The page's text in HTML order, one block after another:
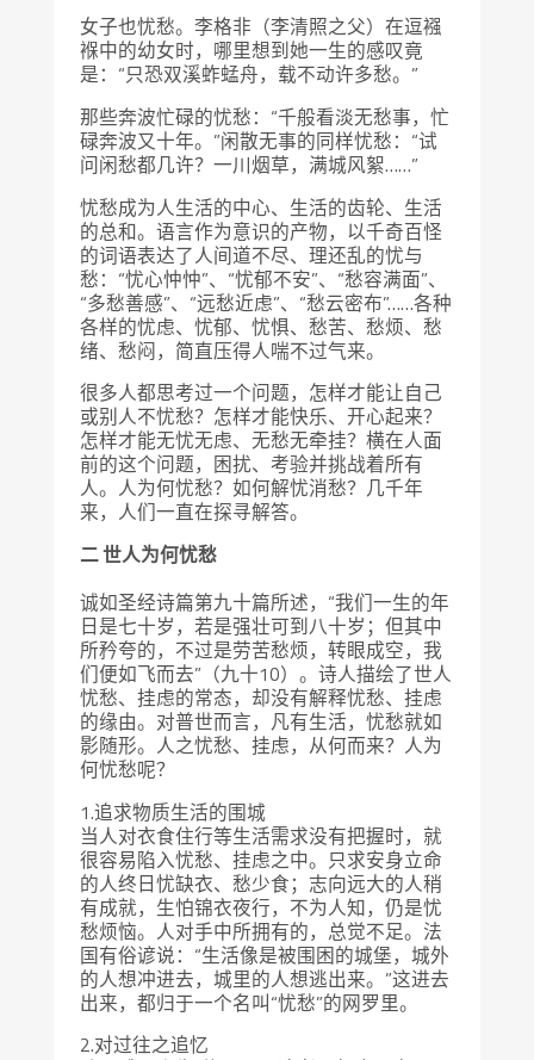
女子也忧愁。李格非（李清照之父）在逗襁
褓中的幼女时，哪里想到她一生的感叹竟
是：“只恐双溪蚱蜢舟，载不动许多愁。”
那些奔波忙碌的忧愁：“千般看淡无愁事，忙
碌奔波又十年。”闲散无事的同样忧愁：“试
问闲愁都几许？一川烟草，满城风絮……”
忧愁成为人生活的中心、生活的齿轮、生活
的总和。语言作为意识的产物，以千奇百怪
的词语表达了人间道不尽、理还乱的忧与
愁：“忧心忡忡”、“忧郁不安”、“愁容满面”、
“多愁善感”、“远愁近虑”、“愁云密布”……各种
各样的忧虑、忧郁、忧惧、愁苦、愁烦、愁
绪、愁闷，简直压得人喘不过气来。
很多人都思考过一个问题，怎样才能让自己
或别人不忧愁？怎样才能快乐、开心起来？
怎样才能无忧无虑、无愁无牵挂？横在人面
前的这个问题，困扰、考验并挑战着所有
人。人为何忧愁？如何解忧消愁？几千年
来，人们一直在探寻解答。
二 世人为何忧愁
诚如圣经诗篇第九十篇所述，“我们一生的年
日是七十岁，若是强壮可到八十岁；但其中
所矜夸的，不过是劳苦愁烦，转眼成空，我
们便如飞而去”（九十10）。诗人描绘了世人
忧愁、挂虑的常态，却没有解释忧愁、挂虑
的缘由。对普世而言，凡有生活，忧愁就如
影随形。人之忧愁、挂虑，从何而来？人为
何忧愁呢？
1.追求物质生活的围城
当人对衣食住行等生活需求没有把握时，就
很容易陷入忧愁、挂虑之中。只求安身立命
的人终日忧缺衣、愁少食；志向远大的人稍
有成就，生怕锦衣夜行，不为人知，仍是忧
愁烦恼。人对手中所拥有的，总觉不足。法
国有俗谚说：“生活像是被围困的城堡，城外
的人想冲进去，城里的人想逃出来。”这进去
出来，都归于一个名叫“忧愁”的网罗里。
2.对过往之追忆